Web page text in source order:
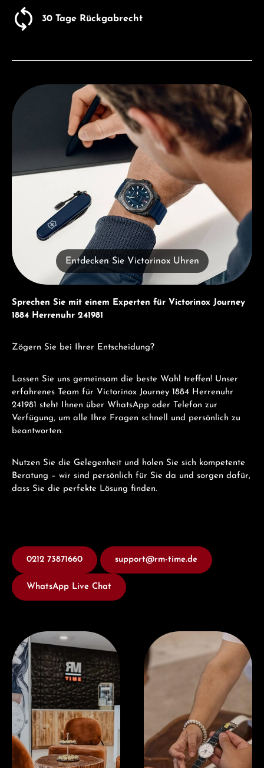
30 Tage Rückgabrecht
Entdecken Sie Victorinox Uhren
Entdecken Sie Victorinox Uhren
Sprechen Sie mit einem Experten für Victorinox Journey
1884 Herrenuhr 241981
Zögern Sie bei Ihrer Entscheidung?
Lassen Sie uns gemeinsam die beste Wahl treffen! Unser
erfahrenes Team für Victorinox Journey 1884 Herrenuhr
241981 steht Ihnen über WhatsApp oder Telefon zur
Verfügung, um alle Ihre Fragen schnell und persönlich zu
beantworten.
Nutzen Sie die Gelegenheit und holen Sie sich kompetente
Beratung – wir sind persönlich für Sie da und sorgen dafür,
dass Sie die perfekte Lösung finden.
0212 73871660 support@rm-time.de
WhatsApp Live Chat
Besuchen Sie uns Jetzt Beraten lassen